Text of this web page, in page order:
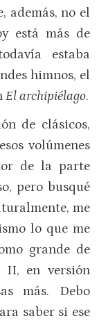
además, no el
está más de
estaba
himnos, el
El archipiélago.
de clásicos,
volúmenes
de la parte
pero busqué
me
lo que me
grande de
en versión
más. Debo
saber si ese